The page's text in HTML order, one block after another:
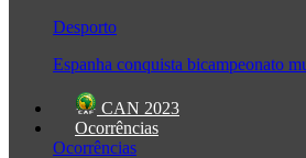
Desporto
Espanha conquista bicampeonato
CAN 2023
Ocorrências
Ocorrências